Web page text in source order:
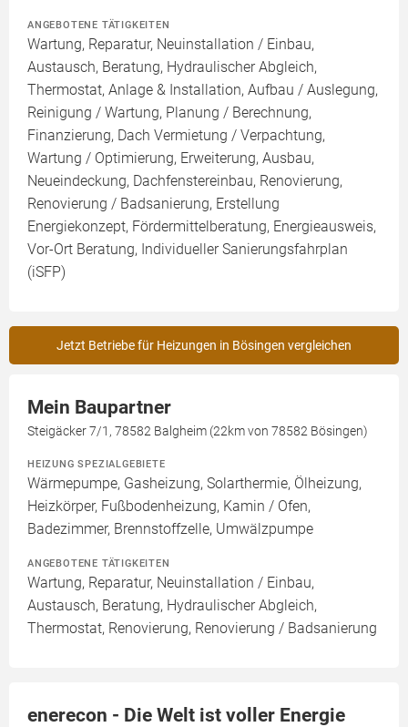
ANGEBOTENE TÄTIGKEITEN
Wartung, Reparatur, Neuinstallation / Einbau,
Austausch, Beratung, Hydraulischer Abgleich,
Thermostat, Anlage & Installation, Aufbau / Auslegung,
Reinigung / Wartung, Planung / Berechnung,
Finanzierung, Dach Vermietung / Verpachtung,
Wartung / Optimierung, Erweiterung, Ausbau,
Neueindeckung, Dachfenstereinbau, Renovierung,
Renovierung / Badsanierung, Erstellung
Energiekonzept, Fördermittelberatung, Energieausweis,
Vor-Ort Beratung, Individueller Sanierungsfahrplan
(iSFP)
Jetzt Betriebe für Heizungen in Bösingen vergleichen
Mein Baupartner
Steigäcker 7/1, 78582 Balgheim (22km von 78582 Bösingen)
HEIZUNG SPEZIALGEBIETE
Wärmepumpe, Gasheizung, Solarthermie, Ölheizung,
Heizkörper, Fußbodenheizung, Kamin / Ofen,
Badezimmer, Brennstoffzelle, Umwälzpumpe
ANGEBOTENE TÄTIGKEITEN
Wartung, Reparatur, Neuinstallation / Einbau,
Austausch, Beratung, Hydraulischer Abgleich,
Thermostat, Renovierung, Renovierung / Badsanierung
enerecon - Die Welt ist voller Energie